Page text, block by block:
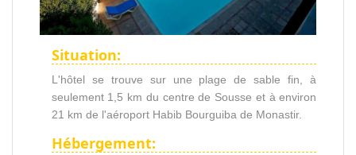
Situation:
L'hôtel se trouve sur une plage de sable fin, à
seulement 1,5 km du centre de Sousse et à environ
21 km de l'aéroport Habib Bourguiba de Monastir.
Hébergement: